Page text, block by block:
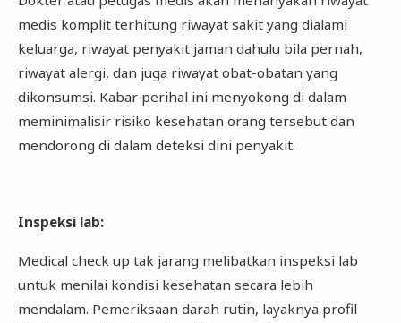
medis komplit terhitung riwayat sakit yang dialami
keluarga, riwayat penyakit jaman dahulu bila pernah,
riwayat alergi, dan juga riwayat obat-obatan yang
dikonsumsi. Kabar perihal ini menyokong di dalam
meminimalisir risiko kesehatan orang tersebut dan
mendorong di dalam deteksi dini penyakit.
Inspeksi lab:
Medical check up tak jarang melibatkan inspeksi lab
untuk menilai kondisi kesehatan secara lebih
mendalam. Pemeriksaan darah rutin, layaknya profil